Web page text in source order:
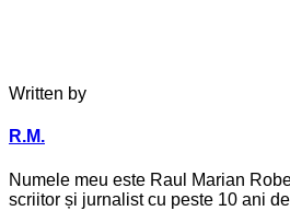
Written by
R.M.
Numele meu este Raul Marian
scriitor și jurnalist cu peste 10 ani